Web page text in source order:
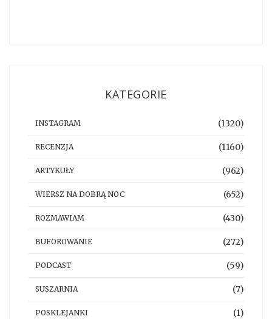
KATEGORIE
INSTAGRAM (1320)
RECENZJA (1160)
ARTYKUŁY (962)
WIERSZ NA DOBRĄ NOC (652)
ROZMAWIAM (430)
BUFOROWANIE (272)
PODCAST (59)
SUSZARNIA (7)
POSKLEJANKI (1)